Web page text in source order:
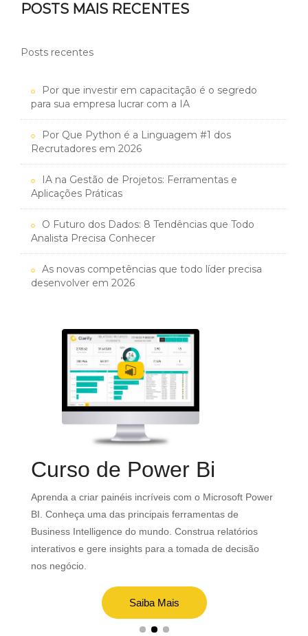
POSTS MAIS RECENTES
Posts recentes
Por que investir em capacitação é o segredo
para sua empresa lucrar com a IA
Por Que Python é a Linguagem #1 dos
Recrutadores em 2026
IA na Gestão de Projetos: Ferramentas e
Aplicações Práticas
O Futuro dos Dados: 8 Tendências que Todo
Analista Precisa Conhecer
As novas competências que todo líder precisa
desenvolver em 2026
Curso de Power Bi
Aprenda a criar painéis incríveis com o Microsoft Power
BI. Conheça uma das principais ferramentas de
Business Intelligence do mundo. Construa relatórios
interativos e gere insights para a tomada de decisão
nos negócio.
Saiba Mais